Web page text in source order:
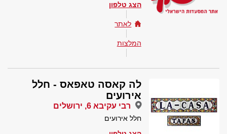
הצג טלפון
לאתר
המלצות
לה קאסה טאפאס - חלל
אירועים
רבי עקיבא 6, ירושלים
חלל אירועים